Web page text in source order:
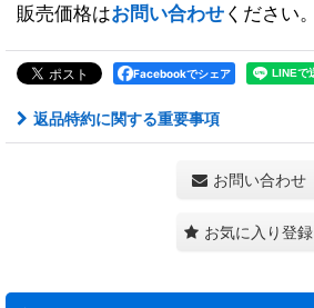
販売価格はお問い合わせください。
Facebookでシェア
返品特約に関する重要事項
お問い合わせ
お気に入り登録